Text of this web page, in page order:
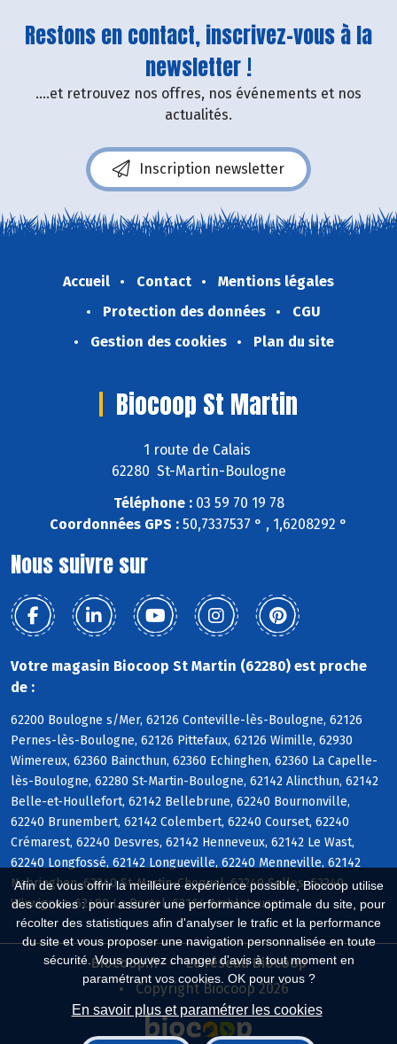
Afin de vous offrir la meilleure expérience possible, Biocoop utilise
des cookies : pour assurer une performance optimale du site, pour
récolter des statistiques afin d'analyser le trafic et la performance
du site et vous proposer une navigation personnalisée en toute
sécurité. Vous pouvez changer d'avis à tout moment en
paramétrant vos cookies. OK pour vous ?
En savoir plus et paramétrer les cookies
Restons en contact, inscrivez-vous à la
newsletter !
....et retrouvez nos offres, nos événements et nos
actualités.
Inscription newsletter
Accueil Contact
Mentions légales
Protection des données
CGU
Gestion des cookies
Plan du site
Biocoop St Martin
1 route de Calais
62280 St-Martin-Boulogne
Téléphone :03 59 70 19 78
Coordonnées GPS : 50,7337537 ° , 1,6208292 °
Nous suivre sur
Votre magasin Biocoop St Martin (62280) est proche
de :
62200 Boulogne s/Mer, 62126 Conteville-lès-Boulogne, 62126
Pernes-lès-Boulogne, 62126 Pittefaux, 62126 Wimille, 62930
Wimereux, 62360 Baincthun, 62360 Echinghen, 62360 La Capelle-
lès-Boulogne, 62280 St-Martin-Boulogne, 62142 Alincthun, 62142
Belle-et-Houllefort, 62142 Bellebrune, 62240 Bournonville,
62240 Brunembert, 62142 Colembert, 62240 Courset, 62240
Crémarest, 62240 Desvres, 62142 Henneveux, 62142 Le Wast,
62240 Longfossé, 62142 Longueville, 62240 Menneville, 62142
Nabringhen, 62240 St-Martin-Choquel, 62240 Selles, 62240
Wirwignes, 62480 Le Portel, 62164 Ambleteuse
Biocoop.fr
Le réseau Biocoop
Copyright Biocoop 2026